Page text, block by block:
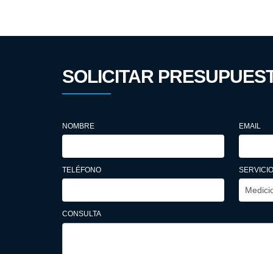
SOLICITAR
NOMBRE EMAIL
TELÉFONO
CONSULTA